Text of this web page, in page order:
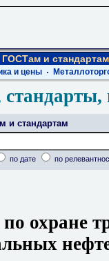
и стандартам
и цены
и стандартам
по дате по
охране